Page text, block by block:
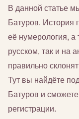
В данной статье
Батуров. История
её нумерология, а
русском, так и на
правильно
Тут вы найдёте
Батуров и
регистрации.